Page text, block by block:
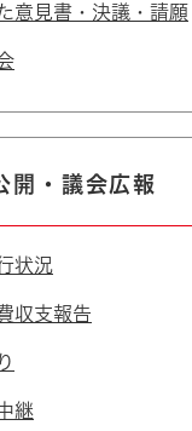
意見書・決議・請願
開・議会広報
状況
収支報告
継